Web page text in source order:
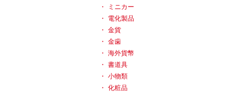
ミニカー
電化製品
金貨
金歯
海外貨幣
書道具
小物類
化粧品